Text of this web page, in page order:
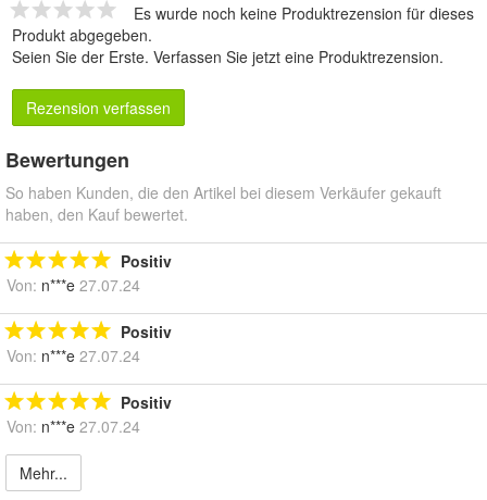
Es wurde noch keine Produktrezension für dieses
Produkt abgegeben.
Seien Sie der Erste. Verfassen Sie jetzt eine Produktrezension.
Rezension verfassen
Bewertungen
So haben Kunden, die den Artikel bei diesem Verkäufer gekauft
haben, den Kauf bewertet.
Positiv
Von: n***e 27.07.24
Positiv
Von: n***e 27.07.24
Positiv
Von: n***e 27.07.24
Mehr...